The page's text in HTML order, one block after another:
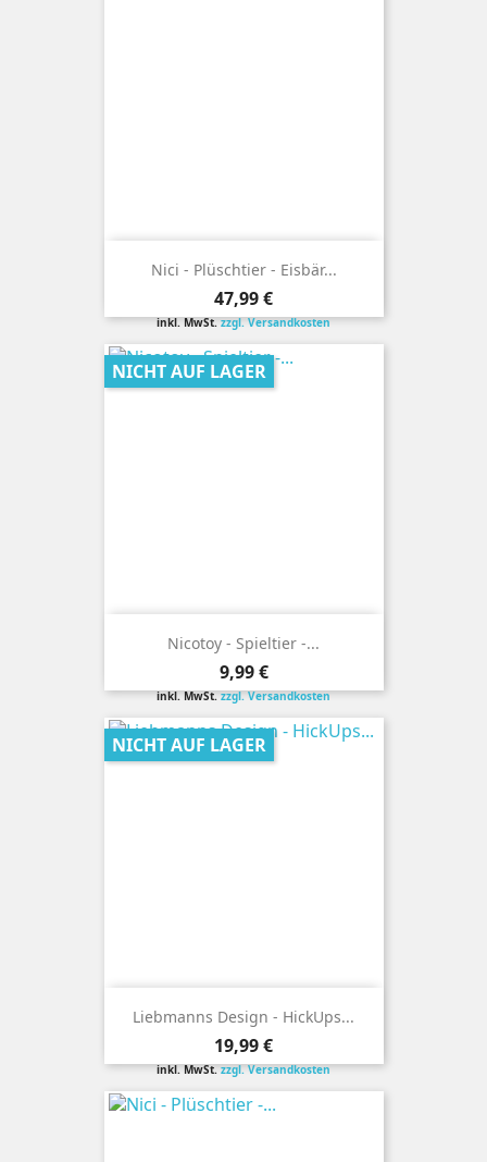
Nici - Plüschtier - Eisbär...
Preis
47,99 €
inkl. MwSt.zzgl. Versandkosten
Nicotoy - Spieltier -...
Preis
9,99 €
inkl. MwSt.zzgl. Versandkosten
NICHT AUF LAGER
Liebmanns Design - HickUps...
Preis
19,99 €
inkl. MwSt.zzgl. Versandkosten
NICHT AUF LAGER